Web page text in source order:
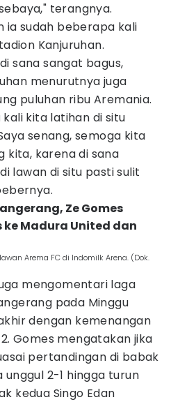
terangnya.
ia sudah beberapa kali
Kanjuruhan.
sana sangat bagus,
menurutnya juga
puluhan ribu Aremania.
kita latihan di situ
senang, semoga kita
kita, karena di sana
lawan di situ pasti sulit
Ze Gomes
Madura United dan
Arema FC di Indomilk Arena. (Dok.
mengomentari laga
pada Minggu
dengan kemenangan
Gomes mengatakan jika
pertandingan di babak
2-1 hingga turun
kedua Singo Edan